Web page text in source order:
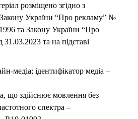
розміщено згідно з
України “Про рекламу” №
та Закону України “Про
та на підставі
медіа; ідентифікатор медіа –
що здійснює мовлення без
спектра –